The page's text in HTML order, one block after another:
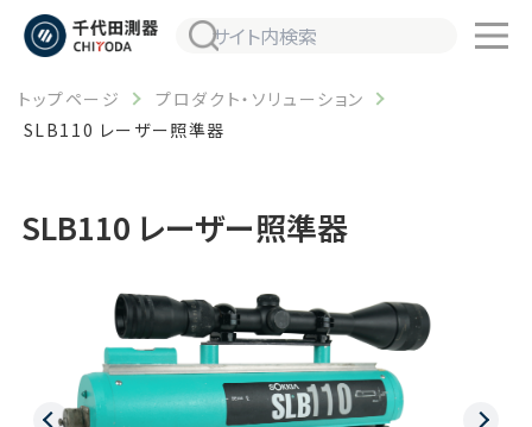
トップページ
プロダクト・ソリューション
SLB110 レーザー照準器
SLB110 レーザー照準器